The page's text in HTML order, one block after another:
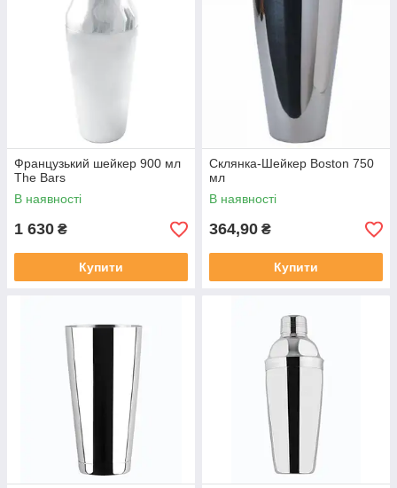
Французький шейкер 900 мл
The Bars
В наявності
1 630 ₴
Купити
Склянка-Шейкер Boston 750
мл
В наявності
364,90 ₴
Купити